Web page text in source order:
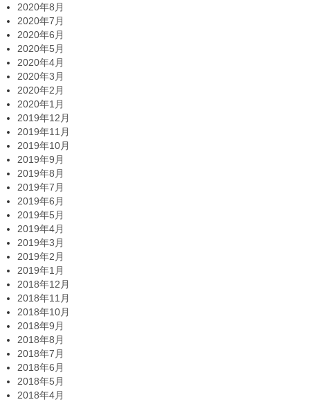
2020年8月
2020年7月
2020年6月
2020年5月
2020年4月
2020年3月
2020年2月
2020年1月
2019年12月
2019年11月
2019年10月
2019年9月
2019年8月
2019年7月
2019年6月
2019年5月
2019年4月
2019年3月
2019年2月
2019年1月
2018年12月
2018年11月
2018年10月
2018年9月
2018年8月
2018年7月
2018年6月
2018年5月
2018年4月